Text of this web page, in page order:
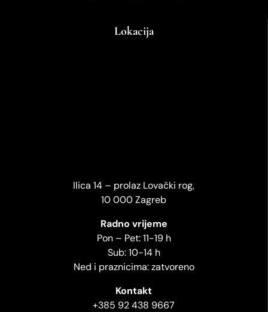
Lokacija
Ilica 14 – prolaz Lovački rog,
10 000 Zagreb
Radno vrijeme
Pon – Pet: 11-19 h
Sub: 10-14 h
Ned i praznicima: zatvoreno
Kontakt
+385 92 438 9667